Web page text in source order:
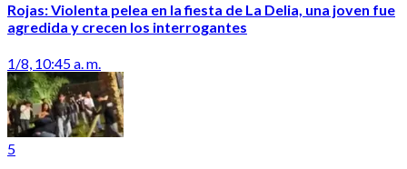
Rojas: Violenta pelea en la fiesta de La Delia, una joven fue
agredida y crecen los interrogantes
1/8, 10:45 a. m.
5